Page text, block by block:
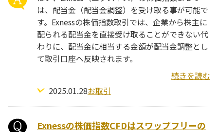
は、配当金（配当金調整）を受け取る事が可能で
す。Exnessの株価指数取引では、企業から株主に
配られる配当金を直接受け取ることができない代
わりに、配当金に相当する金額が配当金調整とし
て取引口座へ反映されます。
続きを読む
2025.01.28お取引
Exnessの株価指数CFDはスワップフリーの